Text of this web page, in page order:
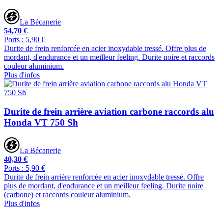
La Bécanerie
54,70 €
Ports : 5,90 €
Durite de frein renforcée en acier inoxydable tressé. Offre plus de
mordant, d'endurance et un meilleur feeling. Durite noire et raccords
couleur aluminium.
Plus d'infos
Durite de frein arrière aviation carbone raccords alu
Honda VT 750 Sh
La Bécanerie
40,30 €
Ports : 5,90 €
Durite de frein arrière renforcée en acier inoxydable tressé. Offre
plus de mordant, d'endurance et un meilleur feeling. Durite noire
(carbone) et raccords couleur aluminium.
Plus d'infos